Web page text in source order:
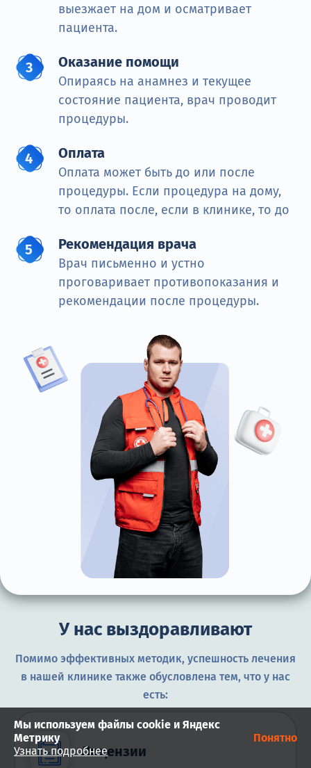
выезжает на дом и осматривает
пациента.
Оказание помощи
Опираясь на анамнез и текущее
состояние пациента, врач проводит
процедуры.
Оплата
Оплата может быть до или после
процедуры. Если процедура на дому,
то оплата после, если в клинике, то до
Рекомендация врача
Врач письменно и устно
проговаривает противопоказания и
рекомендации после процедуры.
У нас выздоравливают
Помимо эффективных методик, успешность лечения
в нашей клинике также обусловлена тем, что у нас
есть:
Лицензии
Мы используем файлы cookie и Яндекс
Метрику
Узнать подробнее
Понятно